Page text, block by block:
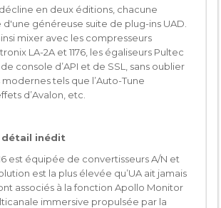
décline en deux éditions, chacune
généreuse suite de plug-ins UAD.
mixer avec les compresseurs
LA-2A et 1176, les égaliseurs Pultec
console d’API et de SSL, sans oublier
tels que l’Auto-Tune
d’Avalon, etc.
détail inédit
est équipée de convertisseurs A/N et
est la plus élevée qu’UA ait jamais
associés à la fonction Apollo Monitor
immersive propulsée par la